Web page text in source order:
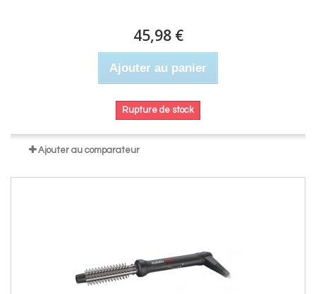
45,98 €
Ajouter au panier
Rupture de stock
Ajouter au comparateur